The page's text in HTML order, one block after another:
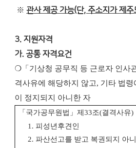
※ 관사 제공 가능(단, 주소지가 제
3. 지원자격
가. 공통 자격요건
❍「기상청 공무직 등 근로자 인사
격사유에 해당하지 않고, 기타 법
이 정지되지 아니한 자
「 국가공무원법 」 제 33조(결격사유)
1. 피성년후견인
2. 파산선고를 받고 복권되지 아